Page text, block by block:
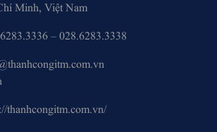
Minh, Việt Nam
– 028.6283.3338